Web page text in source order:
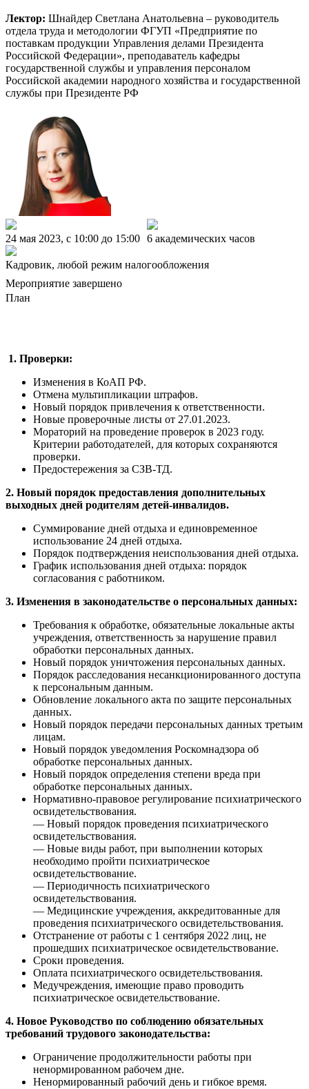
Лектор: Шнайдер Светлана Анатольевна – руководитель
отдела труда и методологии ФГУП «Предприятие по
поставкам продукции Управления делами Президента
Российской Федерации», преподаватель кафедры
государственной службы и управления персоналом
Российской академии народного хозяйства и государственной
службы при Президенте РФ
24 мая 2023, c 10:00 до 15:00 6 академических часов
Кадровик, любой режим налогообложения
Мероприятие завершено
План
1. Проверки:
Изменения в КоАП РФ.
Отмена мультипликации штрафов.
Новый порядок привлечения к ответственности.
Новые проверочные листы от 27.01.2023.
Мораторий на проведение проверок в 2023 году.
Критерии работодателей, для которых сохраняются
проверки.
Предостережения за СЗВ-ТД.
2. Новый порядок предоставления дополнительных
выходных дней родителям детей-инвалидов.
Суммирование дней отдыха и единовременное
использование 24 дней отдыха.
Порядок подтверждения неиспользования дней отдыха.
График использования дней отдыха: порядок
согласования с работником.
3. Изменения в законодательстве о персональных данных:
Требования к обработке, обязательные локальные акты
учреждения, ответственность за нарушение правил
обработки персональных данных.
Новый порядок уничтожения персональных данных.
Порядок расследования несанкционированного доступа
к персональным данным.
Обновление локального акта по защите персональных
данных.
Новый порядок передачи персональных данных третьим
лицам.
Новый порядок уведомления Роскомнадзора об
обработке персональных данных.
Новый порядок определения степени вреда при
обработке персональных данных.
Нормативно-правовое регулирование психиатрического
освидетельствования.
— Новый порядок проведения психиатрического
освидетельствования.
— Новые виды работ, при выполнении которых
необходимо пройти психиатрическое
освидетельствование.
— Периодичность психиатрического
освидетельствования.
— Медицинские учреждения, аккредитованные для
проведения психиатрического освидетельствования.
Отстранение от работы с 1 сентября 2022 лиц, не
прошедших психиатрическое освидетельствование.
Сроки проведения.
Оплата психиатрического освидетельствования.
Медучреждения, имеющие право проводить
психиатрическое освидетельствование.
4. Новое Руководство по соблюдению обязательных
требований трудового законодательства:
Ограничение продолжительности работы при
ненормированном рабочем дне.
Ненормированный рабочий день и гибкое время.